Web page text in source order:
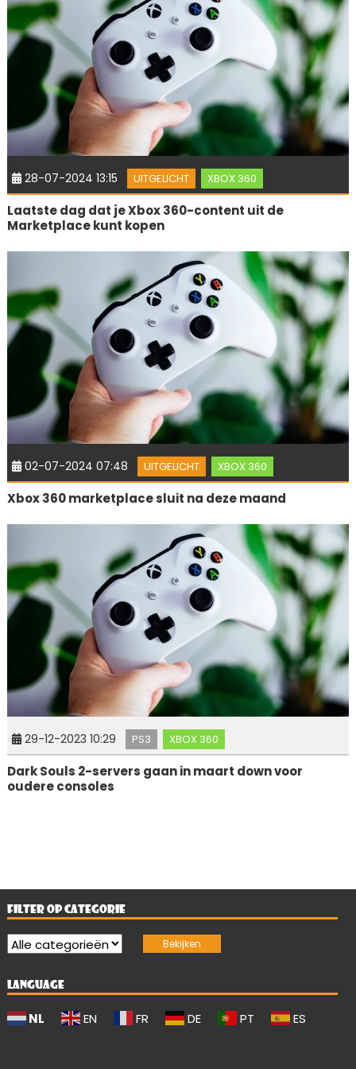
28-07-2024 13:15 UITGELICHT XBOX 360
Laatste dag dat je Xbox 360-content uit de
Marketplace kunt kopen
02-07-2024 07:48 UITGELICHT XBOX 360
Xbox 360 marketplace sluit na deze maand
29-12-2023 10:29 PS3 XBOX 360
Dark Souls 2-servers gaan in maart down voor
oudere consoles
FILTER OP CATEGORIE
LANGUAGE
NL EN FR DE PT ES